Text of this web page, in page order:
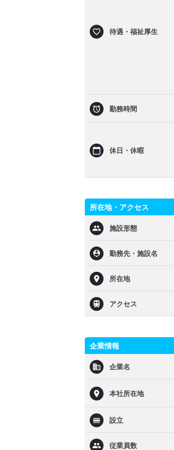
待遇・福祉厚生
勤務時間
休日・休暇
所在地・アクセス
施設形態
勤務先・施設名
所在地
アクセス
企業情報
企業名
本社所在地
設立
従業員数